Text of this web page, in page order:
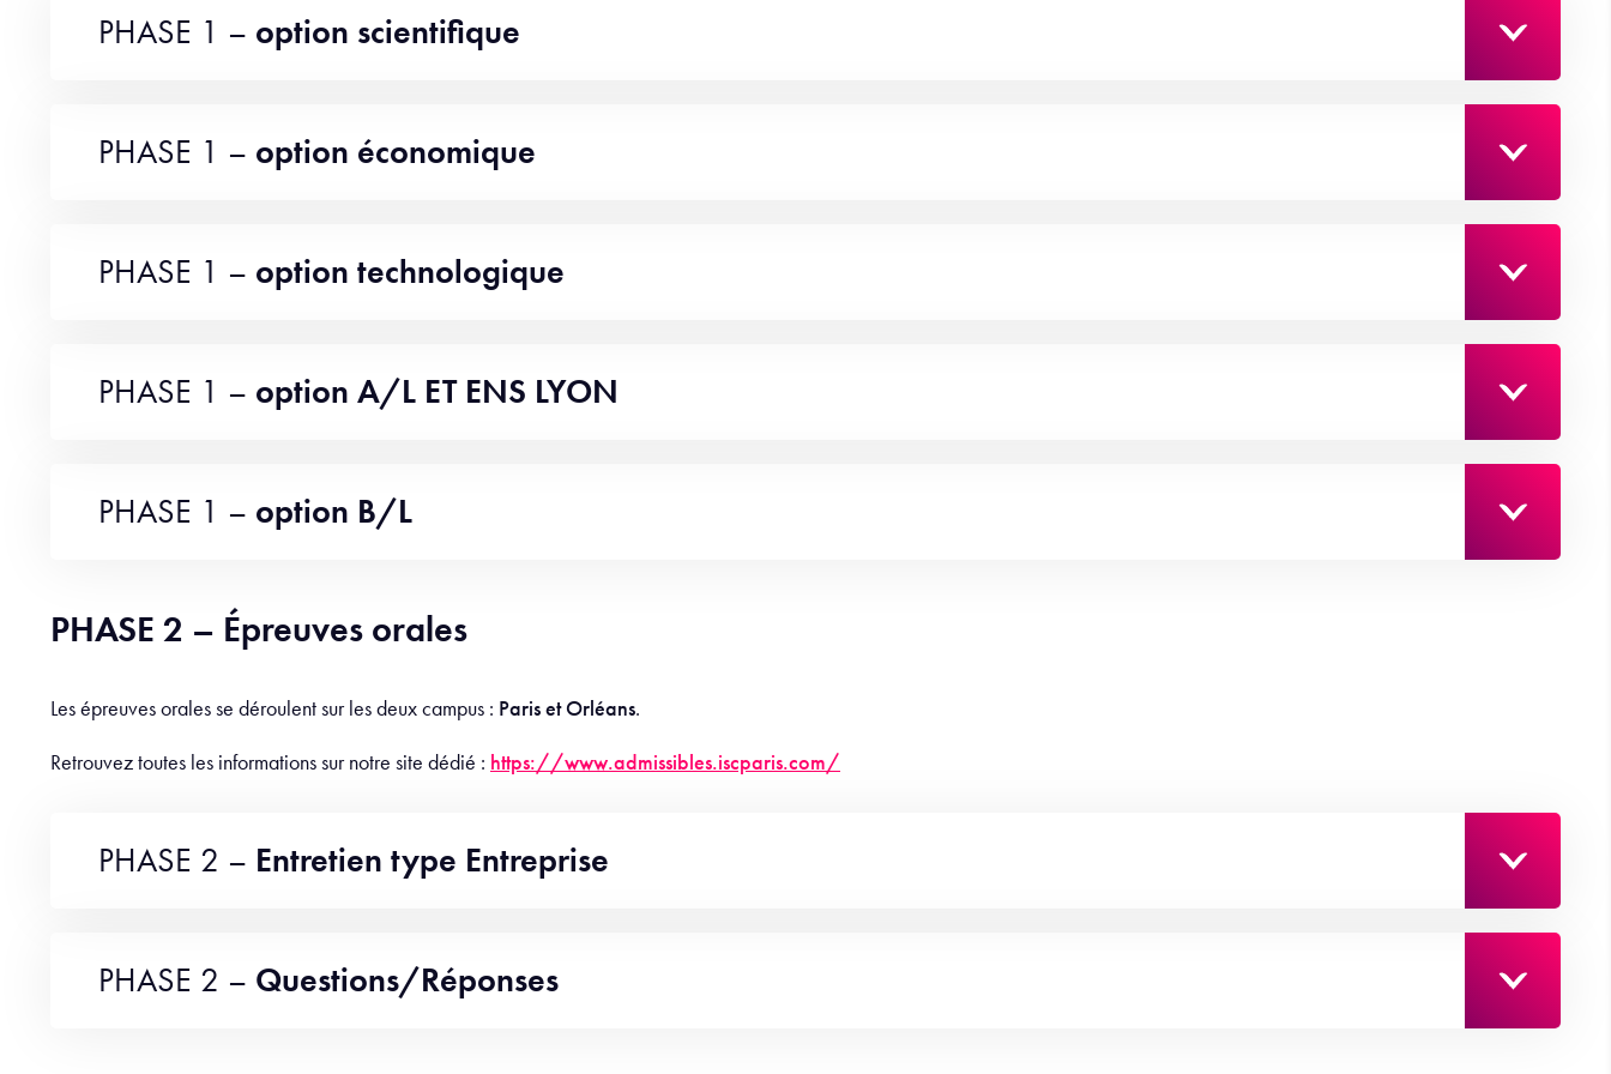
PHASE 1 – option scientifique
PHASE 1 – option économique
PHASE 1 – option technologique
PHASE 1 – option A/L ET ENS LYON
PHASE 1 – option B/L
PHASE 2 – Épreuves orales
Les épreuves orales se déroulent sur les deux campus : Paris et Orléans.
Retrouvez toutes les informations sur notre site dédié : https://www.admissibles.iscparis.com/
PHASE 2 – Entretien type Entreprise
PHASE 2 – Questions/Réponses